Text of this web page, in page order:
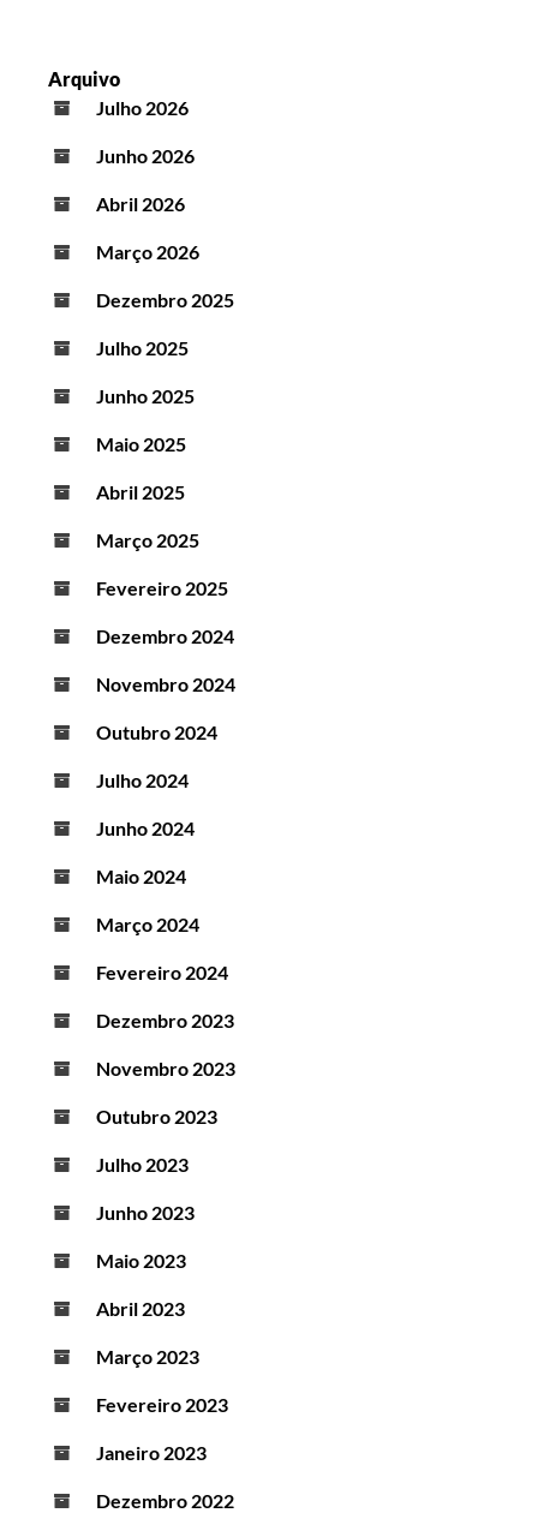
Arquivo
Julho 2026
Junho 2026
Abril 2026
Março 2026
Dezembro 2025
Julho 2025
Junho 2025
Maio 2025
Abril 2025
Março 2025
Fevereiro 2025
Dezembro 2024
Novembro 2024
Outubro 2024
Julho 2024
Junho 2024
Maio 2024
Março 2024
Fevereiro 2024
Dezembro 2023
Novembro 2023
Outubro 2023
Julho 2023
Junho 2023
Maio 2023
Abril 2023
Março 2023
Fevereiro 2023
Janeiro 2023
Dezembro 2022